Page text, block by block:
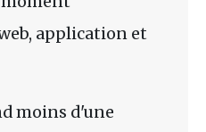
application et
moins d'une